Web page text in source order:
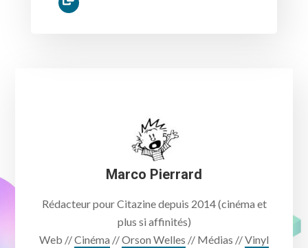
Marco Pierrard
Rédacteur pour Citazine depuis 2014 (cinéma et
plus si affinités)
Web //Cinéma //Orson Welles // Médias //Vinyl